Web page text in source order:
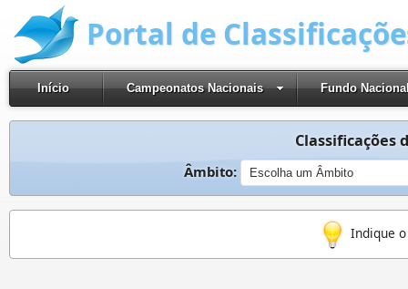
Portal de
Início Campeonatos Nacionais Fundo
Classificações
Âmbito:
Indique